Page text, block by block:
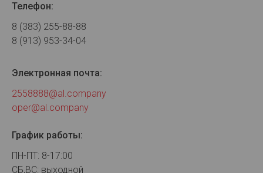
Телефон:
8 (383) 255-88-88
8 (913) 953-34-04
Электронная почта:
2558888@al.company
oper@al.company
График работы:
ПН-ПТ: 8-17:00
СБ,ВС: выходной